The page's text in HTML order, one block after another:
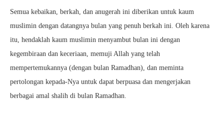
Semua kebaikan, berkah, dan anugerah ini diberikan untuk kaum
muslimin dengan datangnya bulan yang penuh berkah ini. Oleh karena
itu, hendaklah kaum muslimin menyambut bulan ini dengan
kegembiraan dan keceriaan, memuji Allah yang telah
mempertemukannya (dengan bulan Ramadhan), dan meminta
pertolongan kepada-Nya untuk dapat berpuasa dan mengerjakan
berbagai amal shalih di bulan Ramadhan.